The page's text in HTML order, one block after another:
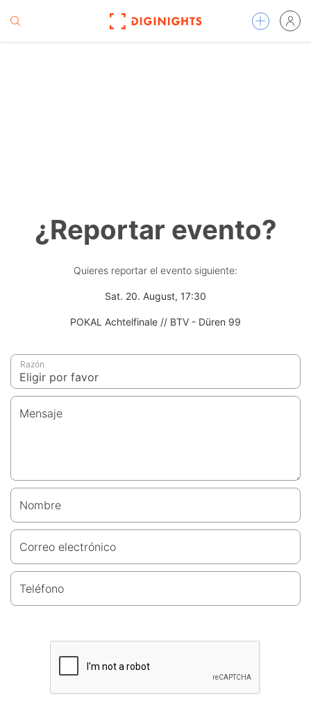
¿Reportar evento?
Quieres reportar el evento siguiente:
Sat. 20. August, 17:30
POKAL Achtelfinale // BTV - Düren 99
Razón
Mensaje
Nombre
Correo electrónico
Teléfono